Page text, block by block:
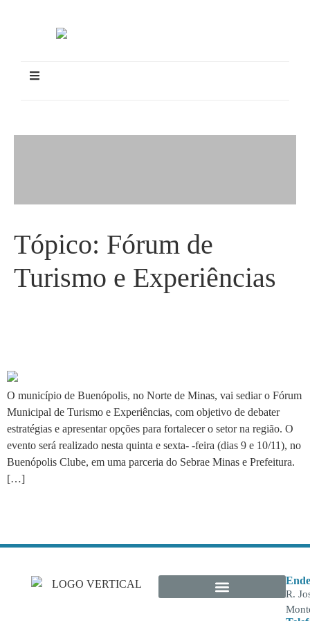
Tópico: Fórum de
Turismo e Experiências
O município de Buenópolis, no Norte de Minas, vai sediar o Fórum
Municipal de Turismo e Experiências, com objetivo de debater
estratégias e apresentar opções para fortalecer o setor na região. O
evento será realizado nesta quinta e sexta- -feira (dias 9 e 10/11), no
Buenópolis Clube, em uma parceria do Sebrae Minas e Prefeitura.
[…]
R.